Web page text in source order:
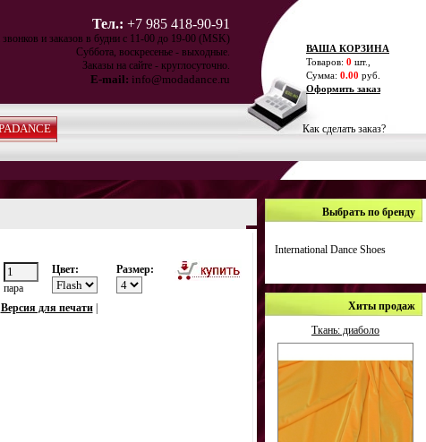
Тел.: +7 985 418-90-91
и заказов в будни с 11-00 до 19-00 (MSK)
Суббота, воскресенье - выходные.
Заказы на сайте - круглосуточно.
E-mail: info@modadance.ru
ВАША КОРЗИНА
Товаров: 0 шт.,
Сумма: 0.00 руб.
Оформить заказ
Как сделать заказ?
пара
Цвет: Размер:
Версия для печати|
Выбрать по бренду
International Dance Shoes
Хиты продаж
Ткань: диаболо